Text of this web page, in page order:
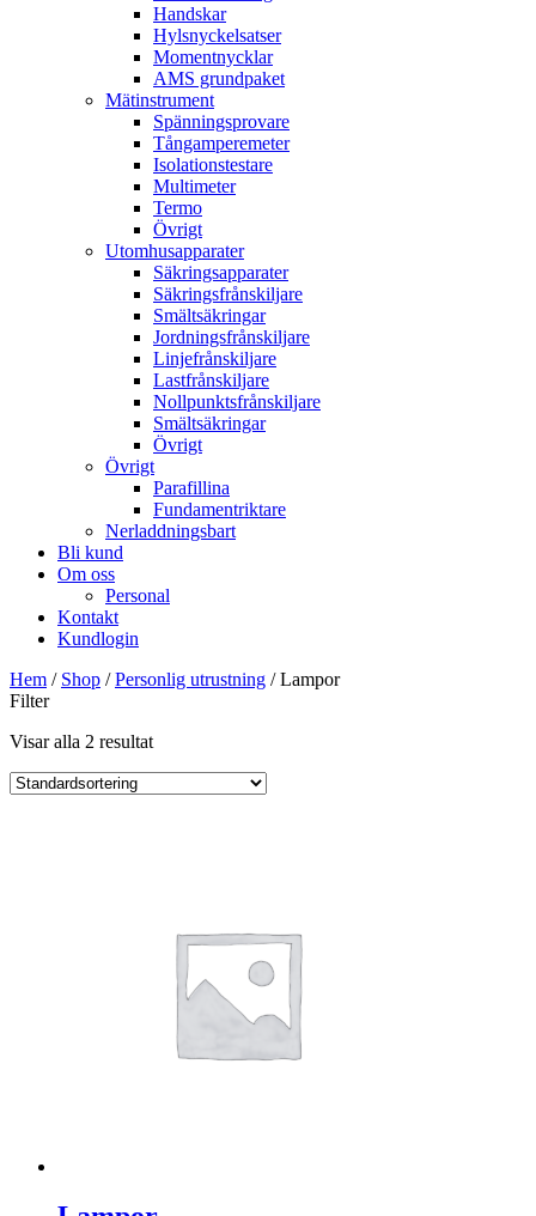
Handskar
Hylsnyckelsatser
Momentnycklar
AMS grundpaket
Mätinstrument
Spänningsprovare
Tångamperemeter
Isolationstestare
Multimeter
Termo
Övrigt
Utomhusapparater
Säkringsapparater
Säkringsfrånskiljare
Smältsäkringar
Jordningsfrånskiljare
Linjefrånskiljare
Lastfrånskiljare
Nollpunktsfrånskiljare
Smältsäkringar
Övrigt
Övrigt
Parafillina
Fundamentriktare
Nerladdningsbart
Bli kund
Om oss
Personal
Kontakt
Kundlogin
Hem / Shop /Personlig utrustning / Lampor
Filter
Visar alla 2 resultat